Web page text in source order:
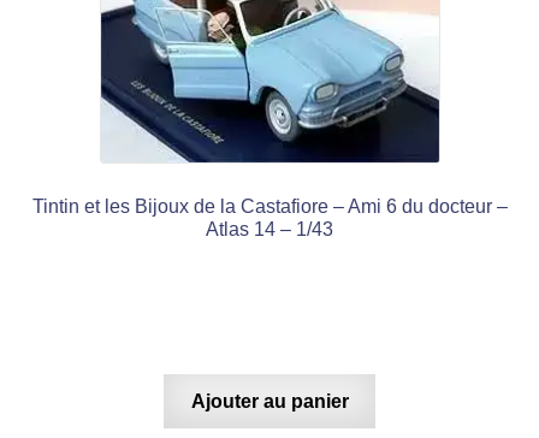
Tintin et les Bijoux de la Castafiore – Ami 6 du docteur –
Atlas 14 – 1/43
Ajouter au panier